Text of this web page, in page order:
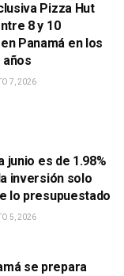
Pizza Hut
8 y 10
Panamá en los
7, 2026
junio es de 1.98%
inversión solo
lo presupuestado
5, 2026
se prepara